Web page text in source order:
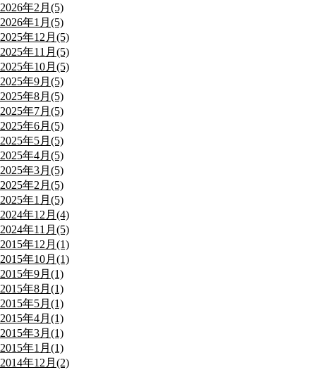
2026年2月(5)
2026年1月(5)
2025年12月(5)
2025年11月(5)
2025年10月(5)
2025年9月(5)
2025年8月(5)
2025年7月(5)
2025年6月(5)
2025年5月(5)
2025年4月(5)
2025年3月(5)
2025年2月(5)
2025年1月(5)
2024年12月(4)
2024年11月(5)
2015年12月(1)
2015年10月(1)
2015年9月(1)
2015年8月(1)
2015年5月(1)
2015年4月(1)
2015年3月(1)
2015年1月(1)
2014年12月(2)